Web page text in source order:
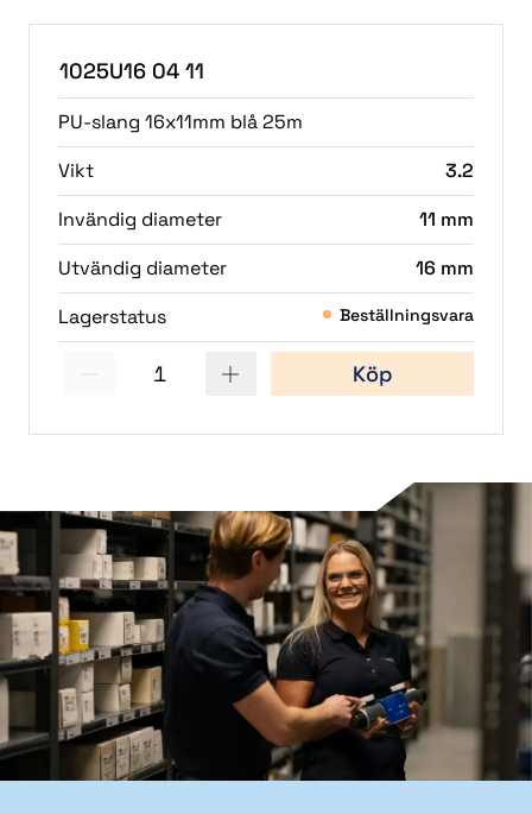
1025U16 04 11
PU-slang 16x11mm blå 25m
Vikt
3.2
Invändig diameter
11 mm
Utvändig diameter
16 mm
Lagerstatus
Beställningsvara
1 Köp